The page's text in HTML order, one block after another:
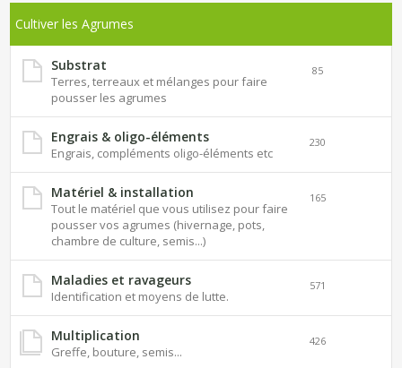
Cultiver les Agrumes
Substrat
Terres, terreaux et mélanges pour faire
pousser les agrumes
85
Engrais & oligo-éléments
Engrais, compléments oligo-éléments etc
230
Matériel & installation
Tout le matériel que vous utilisez pour faire
pousser vos agrumes (hivernage, pots,
chambre de culture, semis...)
165
Maladies et ravageurs
Identification et moyens de lutte.
571
Multiplication
Greffe, bouture, semis...
426